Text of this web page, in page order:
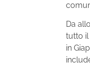
Da
tutto il
in